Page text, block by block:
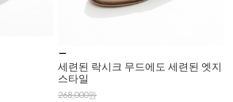
세련된 락시크 무드에도 세련된 엣지
스타일
268,000원